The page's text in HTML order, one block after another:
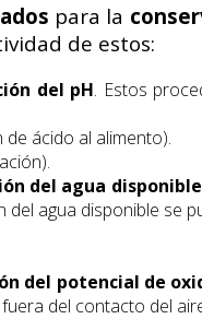
para la
de estos:
del pH. Estos
de ácido al alimento).
del agua disponible
agua disponible se
del potencial de
del contacto del